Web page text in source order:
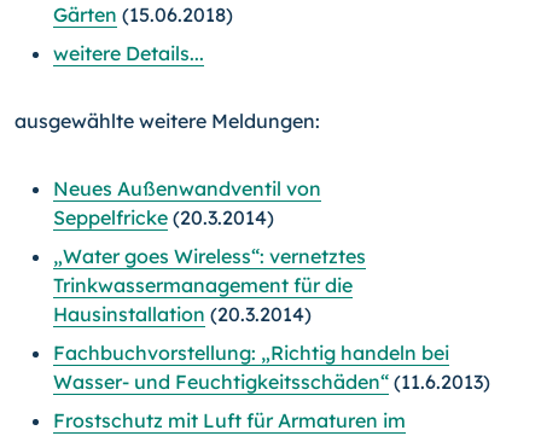
Gärten (15.06.2018)
weitere Details...
ausgewählte weitere Meldungen:
Neues Außenwandventil von
Seppelfricke (20.3.2014)
„Water goes Wireless“: vernetztes
Trinkwassermanagement für die
Hausinstallation (20.3.2014)
Fachbuchvorstellung: „Richtig handeln bei
Wasser- und Feuchtigkeitsschäden“ (11.6.2013)
Frostschutz mit Luft für Armaturen im